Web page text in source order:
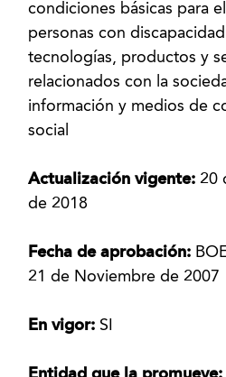
condiciones básicas para
personas con discapacidad
tecnologías, productos y
relacionados con la
información y medios de
social
Actualización vigente: 20
de 2018
Fecha de aprobación:
21 de Noviembre de 2007
En vigor: SI